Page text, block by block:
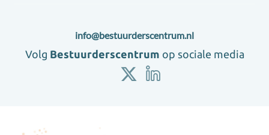
Contact:
Adres:
E-
info@bestuurderscentrum.nl
Volg Bestuurderscentrum op sociale media
Volg
ons